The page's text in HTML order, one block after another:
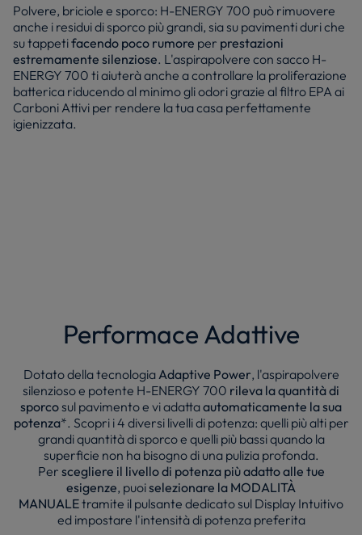
Polvere, briciole e sporco: H-ENERGY 700 può rimuovere
anche i residui di sporco più grandi, sia su pavimenti duri che
su tappetifacendo poco rumore per prestazioni
estremamente silenziose. L'aspirapolvere con sacco H-
ENERGY 700 ti aiuterà anche a controllare la proliferazione
batterica riducendo al minimo gli odori grazie al filtro EPA ai
Carboni Attivi per rendere la tua casa perfettamente
igienizzata.
Performace Adattive
Dotato della tecnologia Adaptive Power, l'aspirapolvere
silenzioso e potente H-ENERGY 700 rileva la quantità di
sporcosul pavimento e vi adattaautomaticamente la sua
potenza*. Scopri i 4 diversi livelli di potenza: quelli più alti per
grandi quantità di sporco e quelli più bassi quando la
superficie non ha bisogno di una pulizia profonda.
Per scegliere il livello di potenza più adatto alle tue
esigenze, puoiselezionare la MODALITÀ
MANUALEtramite il pulsante dedicato sul Display Intuitivo
ed impostare l'intensità di potenza preferita